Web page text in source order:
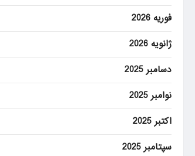
فوریه 2026
ژانویه 2026
دسامبر 2025
نوامبر 2025
اکتبر 2025
سپتامبر 2025